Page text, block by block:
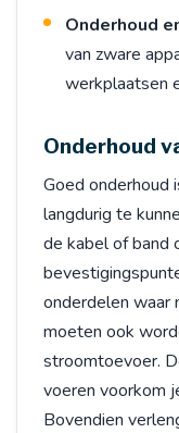
Onderhoud
van zware
werkplaatsen
Onderhoud
Goed onderhoud
langdurig te
de kabel of band
onderdelen waar
moeten ook
stroomtoevoer.
voeren voorkom
Bovendien